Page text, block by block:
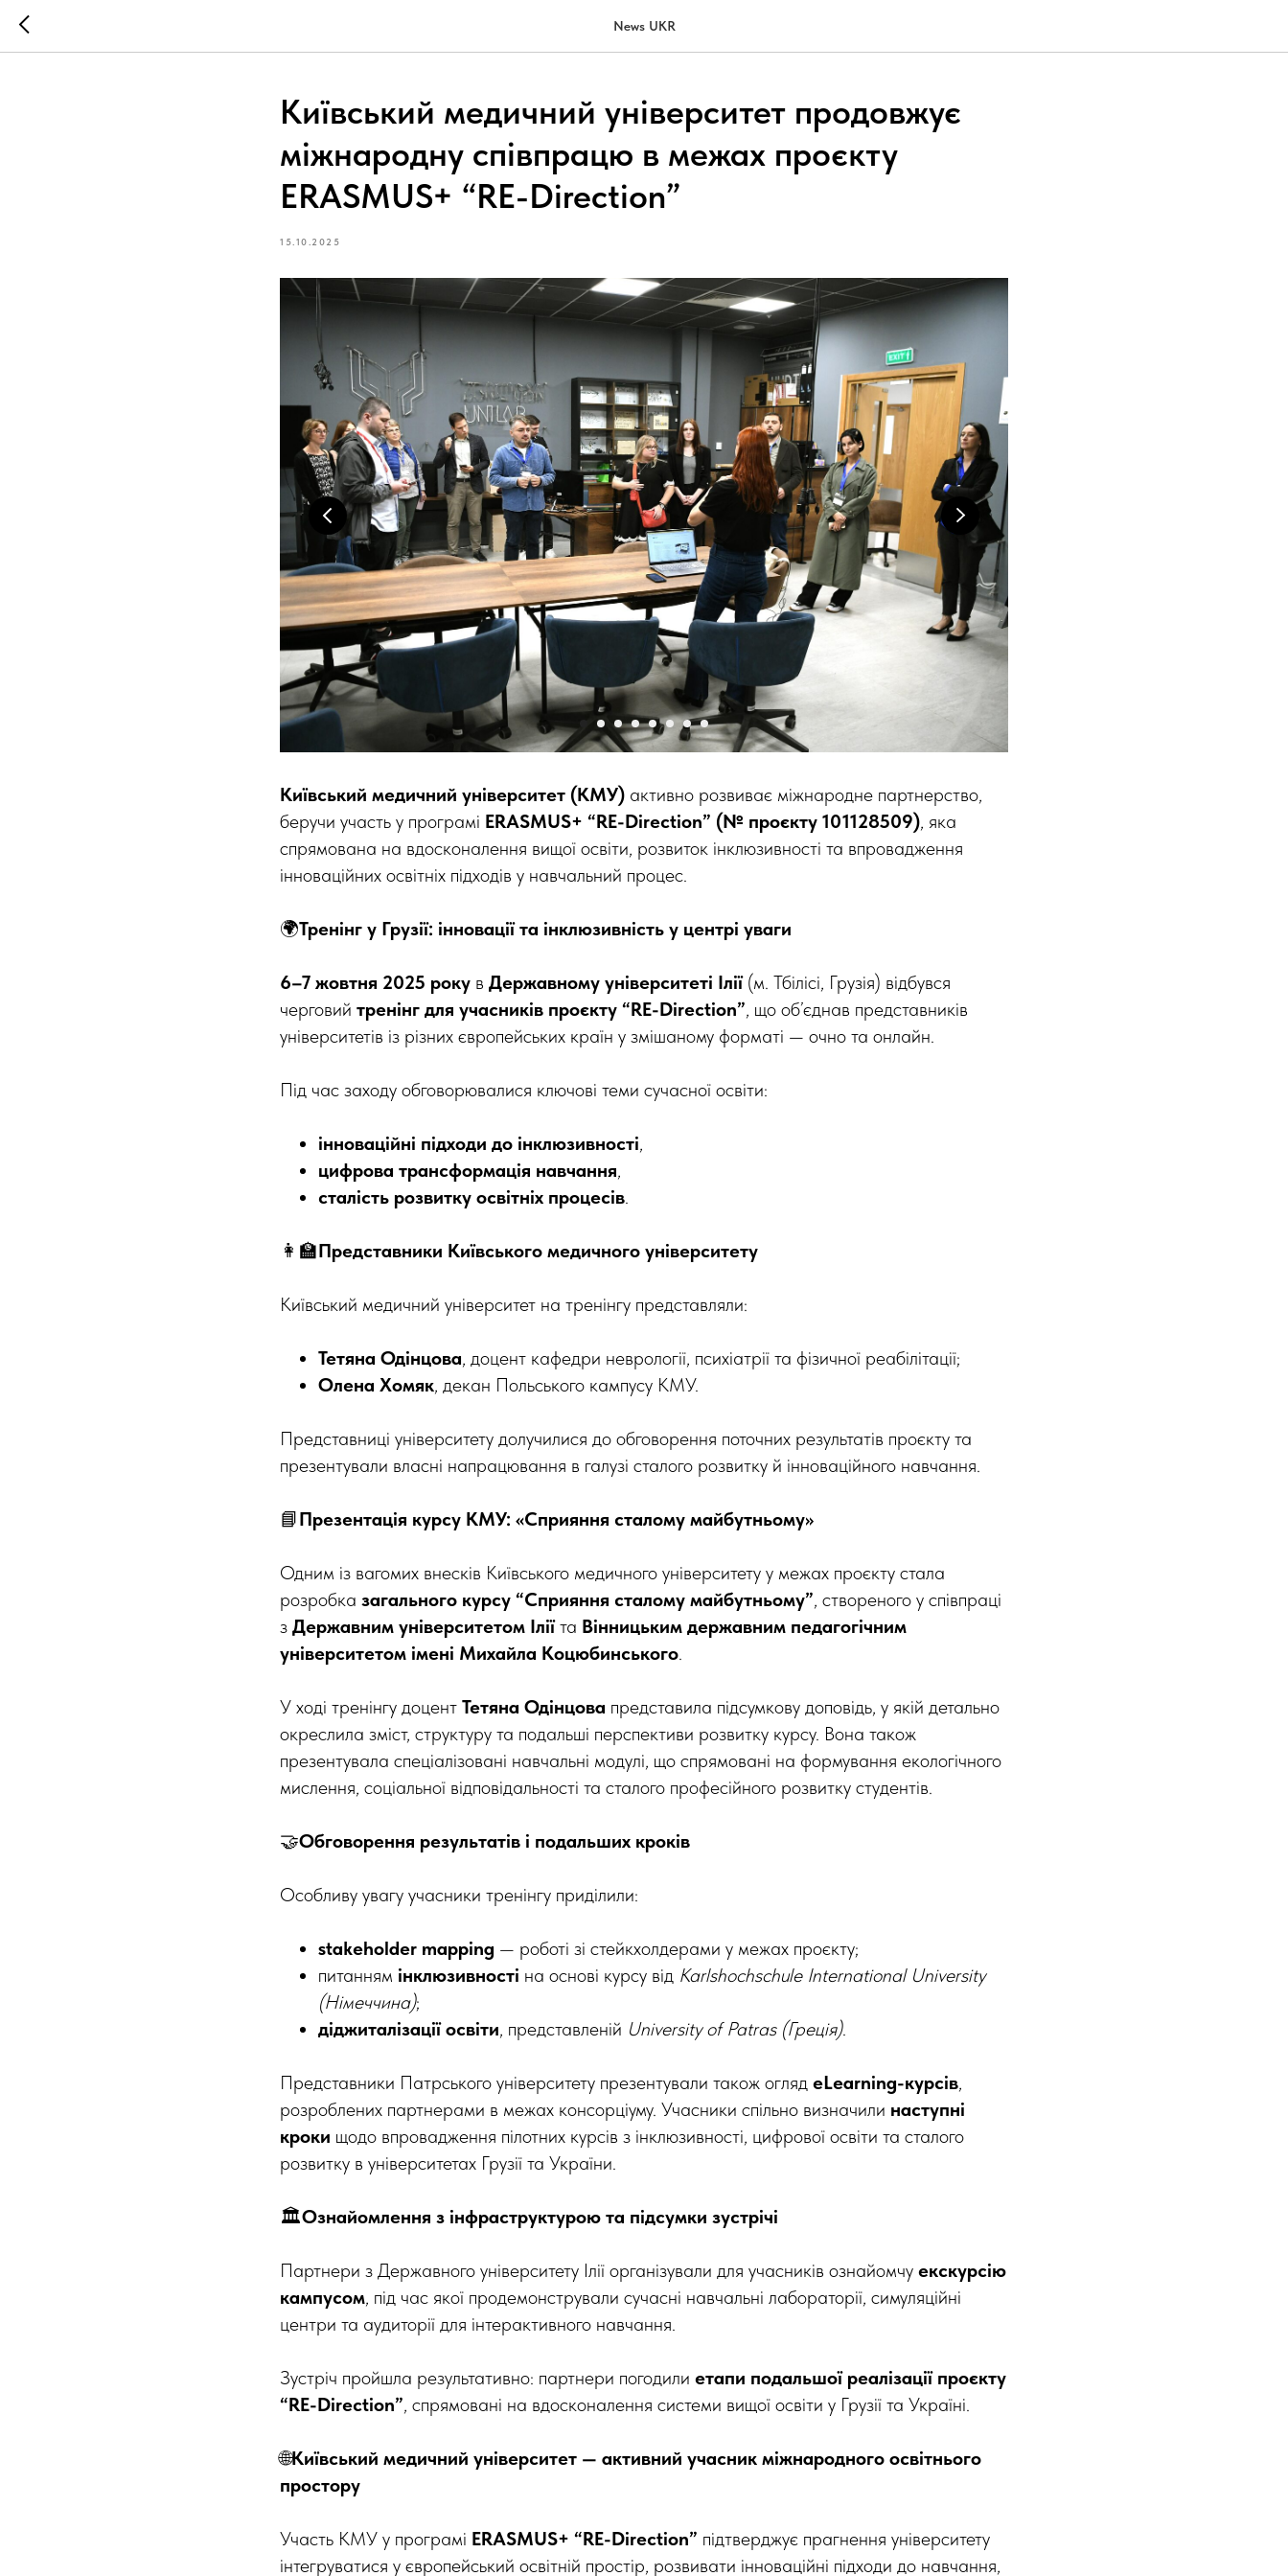
News UKR
Київський медичний університет продовжує
міжнародну співпрацю в межах проєкту
ERASMUS+ “RE-Direction”
15.10.2025
Київський медичний університет (КМУ) активно розвиває міжнародне партнерство,
беручи участь у програмі ERASMUS+ “RE-Direction” (№ проєкту 101128509), яка
спрямована на вдосконалення вищої освіти, розвиток інклюзивності та впровадження
інноваційних освітніх підходів у навчальний процес.
🌍Тренінг у Грузії: інновації та інклюзивність у центрі уваги
6–7 жовтня 2025 року в Державному університеті Ілії(м. Тбілісі, Грузія) відбувся
черговий тренінг для учасників проєкту “RE-Direction”, що об’єднав представників
університетів із різних європейських країн у змішаному форматі — очно та онлайн.
Під час заходу обговорювалися ключові теми сучасної освіти:
інноваційні підходи до інклюзивності,
цифрова трансформація навчання,
сталість розвитку освітніх процесів.
👩‍🏫Представники Київського медичного університету
Київський медичний університет на тренінгу представляли:
Тетяна Одінцова, доцент кафедри неврології, психіатрії та фізичної реабілітації;
Олена Хомяк, декан Польського кампусу КМУ.
Представниці університету долучилися до обговорення поточних результатів проєкту та
презентували власні напрацювання в галузі сталого розвитку й інноваційного навчання.
📘Презентація курсу КМУ: «Сприяння сталому майбутньому»
Одним із вагомих внесків Київського медичного університету у межах проєкту стала
розробка загального курсу “Сприяння сталому майбутньому”, створеного у співпраці
з Державним університетом Іліїта Вінницьким державним педагогічним
університетом імені Михайла Коцюбинського.
У ході тренінгу доцент Тетяна Одінцова представила підсумкову доповідь, у якій детально
окреслила зміст, структуру та подальші перспективи розвитку курсу. Вона також
презентувала спеціалізовані навчальні модулі, що спрямовані на формування екологічного
мислення, соціальної відповідальності та сталого професійного розвитку студентів.
🤝Обговорення результатів і подальших кроків
Особливу увагу учасники тренінгу приділили:
stakeholder mapping — роботі зі стейкхолдерами у межах проєкту;
питанням інклюзивності на основі курсу від Karlshochschule International University
(Німеччина);
діджиталізації освіти, представленій University of Patras (Греція).
Представники Патрського університету презентували також огляд eLearning-курсів,
розроблених партнерами в межах консорціуму. Учасники спільно визначили наступні
кроки щодо впровадження пілотних курсів з інклюзивності, цифрової освіти та сталого
розвитку в університетах Грузії та України.
🏛Ознайомлення з інфраструктурою та підсумки зустрічі
Партнери з Державного університету Ілії організували для учасників ознайомчу екскурсію
кампусом, під час якої продемонстрували сучасні навчальні лабораторії, симуляційні
центри та аудиторії для інтерактивного навчання.
Зустріч пройшла результативно: партнери погодили етапи подальшої реалізації проєкту
“RE-Direction”, спрямовані на вдосконалення системи вищої освіти у Грузії та Україні.
🌐Київський медичний університет — активний учасник міжнародного освітнього
простору
Участь КМУ у програмі ERASMUS+ “RE-Direction” підтверджує прагнення університету
інтегруватися у європейський освітній простір, розвивати інноваційні підходи до навчання,